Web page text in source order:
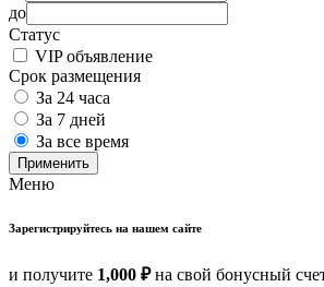
до
Статус
VIP объявление
Срок размещения
За 24 часа
За 7 дней
За все время
Применить
Меню
Зарегистрируйтесь на нашем сайте
и получите 1,000 ₽на свой бонусный